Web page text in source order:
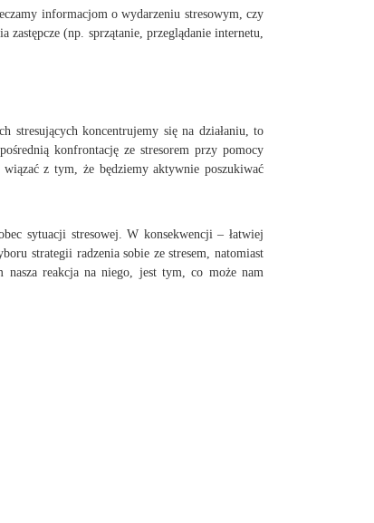
informacjom o wydarzeniu stresowym, czy
(np. sprzątanie, przeglądanie internetu,
stresujących koncentrujemy się na działaniu, to
konfrontację ze stresorem przy pomocy
z tym, że będziemy aktywnie poszukiwać
sytuacji stresowej. W konsekwencji – łatwiej
strategii radzenia sobie ze stresem, natomiast
nasza reakcja na niego, jest tym, co może nam